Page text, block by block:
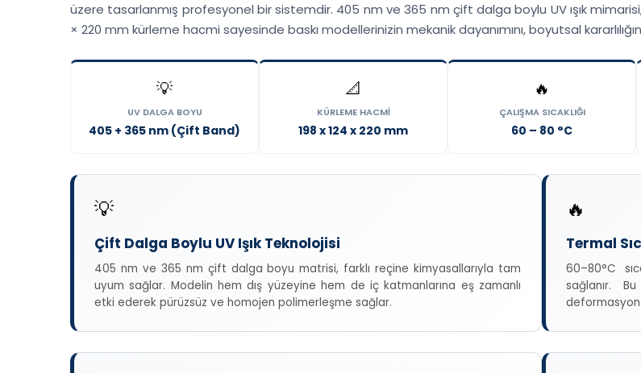
üzere tasarlanmış profesyonel bir sistemdir. 405 nm ve 365 nm çift dalga boylu UV ışık
× 220 mm kürleme hacmi sayesinde baskı modellerinizin mekanik dayanımını, boyutsal
💡
UV DALGA BOYU
405 + 365 nm (Çift Band)
📐
KÜRLEME HACMI
198 x 124 x 220 mm
🔥
ÇALIŞMA SICAKLIĞI
60 – 80 °C
💡
Çift Dalga Boylu UV Işık Teknolojisi
405 nm ve 365 nm çift dalga boyu matrisi, farklı reçine kimyasallarıyla tam
uyum sağlar. Modelin hem dış yüzeyine hem de iç katmanlarına eş zamanlı
etki ederek pürüzsüz ve homojen polimerleşme sağlar.
🔥
Termal
60–80°C
sağlanır.
deformasyon